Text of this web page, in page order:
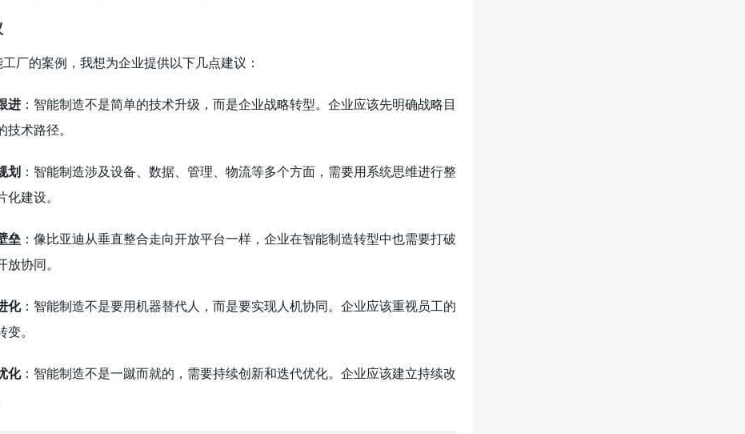
厂的案例，我想为企业提供以下几点建议：
进 ：智能制造不是简单的技术升级，而是企业战略转型。企业应该先明确战略目
术路径。
划 ：智能制造涉及设备、数据、管理、物流等多个方面，需要用系统思维进行整
建设。
垒 ：像比亚迪从垂直整合走向开放平台一样，企业在智能制造转型中也需要打破
协同。
化：智能制造不是要用机器替代人，而是要实现人机协同。企业应该重视员工的
。
化：智能制造不是一蹴而就的，需要持续创新和迭代优化。企业应该建立持续改